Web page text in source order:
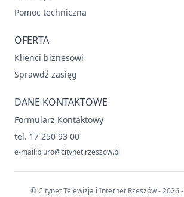
Pomoc techniczna
OFERTA
Klienci biznesowi
Sprawdź zasięg
DANE KONTAKTOWE
Formularz Kontaktowy
tel. 17 250 93 00
e-mail:biuro@citynet.rzeszow.pl
© Citynet Telewizja i Internet Rzeszów - 2026